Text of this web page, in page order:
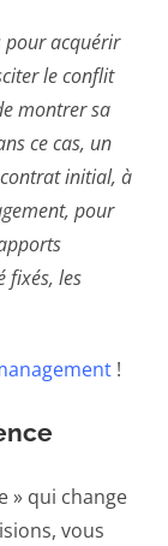
pour acquérir
le conflit
montrer sa
ce cas, un
initial, à
pour
fixés, les
!
» qui change
vous